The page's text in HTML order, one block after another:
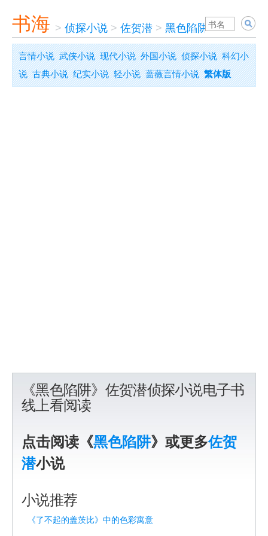
书海 > 侦探小说 > 佐贺潜 > 黑色陷阱
言情小说 武侠小说 现代小说 外国小说 侦探小说 科幻小
说 古典小说 纪实小说 轻小说 蔷薇言情小说 繁体版
《黑色陷阱》佐贺潜侦探小说电子书
线上看阅读
点击阅读《黑色陷阱》或更多佐贺
潜小说
小说推荐
《了不起的盖茨比》中的色彩寓意